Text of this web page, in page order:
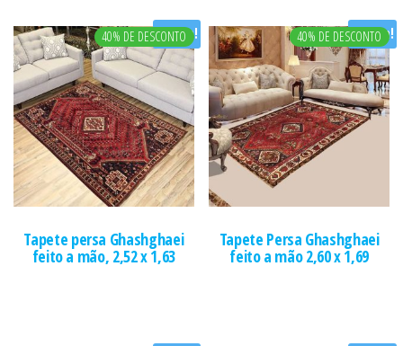
Oferta!
40% DE DESCONTO
Tapete persa Ghashghaei
feito a mão, 2,52 x 1,63
Oferta!
40% DE DESCONTO
Tapete Persa Ghashghaei
feito a mão 2,60 x 1,69